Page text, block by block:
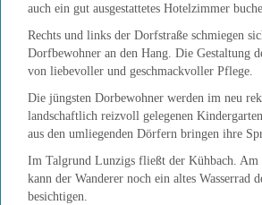
auch ein gut ausgestattetes Hotelzimmer
Rechts und links der Dorfstraße schmiegen
Dorfbewohner an den Hang. Die Gestaltung
von liebevoller und geschmackvoller Pflege.
Die jüngsten Dorbewohner werden im neu
landschaftlich reizvoll gelegenen
aus den umliegenden Dörfern bringen ihre
Im Talgrund Lunzigs fließt der Kühbach. Am
kann der Wanderer noch ein altes Wasserrad
besichtigen.